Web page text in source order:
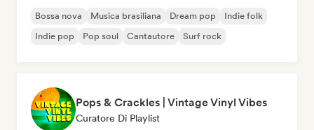
Bossa nova Musica brasiliana Dream pop
Indie folk
Indie pop
Pop soul Cantautore Surf rock
Pops & Crackles | Vintage Vinyl Vibes
Curatore Di Playlist